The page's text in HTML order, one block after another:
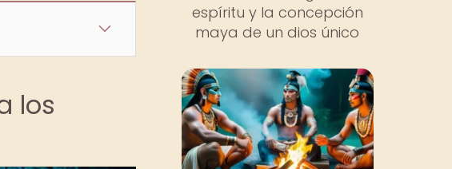
los
espíritu y la concepción
maya de un dios único